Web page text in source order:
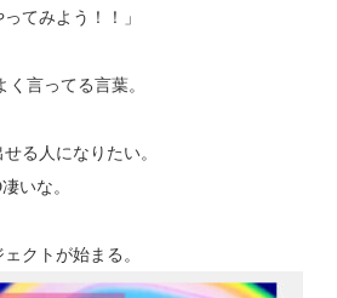
てみよう！！」
言ってる言葉。
る人になりたい。
いな。
クトが始まる。